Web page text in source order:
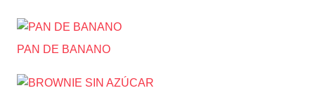
PAN DE BANANO